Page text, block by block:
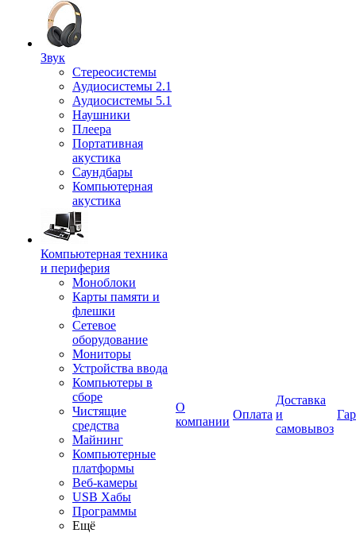
Звук
Стереосистемы
Аудиосистемы 2.1
Аудиосистемы 5.1
Наушники
Плеера
Портативная
акустика
Саундбары
Компьютерная
акустика
Компьютерная техника
и периферия
Моноблоки
Карты памяти и
флешки
Сетевое
оборудование
Мониторы
Устройства ввода
Компьютеры в
сборе
Чистящие
средства
Майнинг
Компьютерные
платформы
Веб-камеры
USB Хабы
Программы
Ещё
О
компании
Оплата
Доставка
и
самовывоз